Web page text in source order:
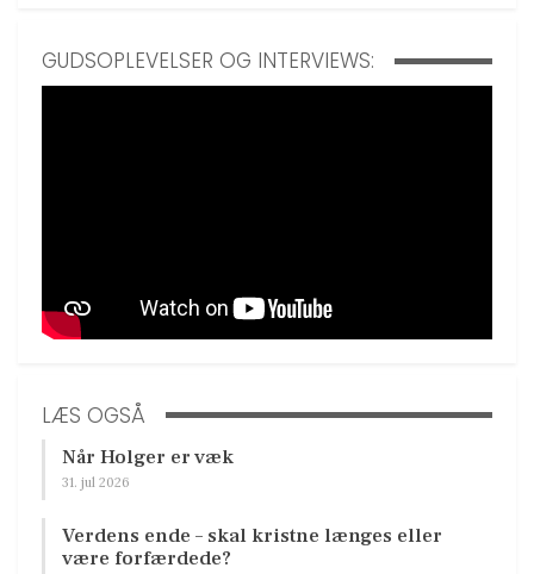
GUDSOPLEVELSER OG INTERVIEWS:
LÆS OGSÅ
Når Holger er væk
31. jul 2026
Verdens ende – skal kristne længes eller
være forfærdede?